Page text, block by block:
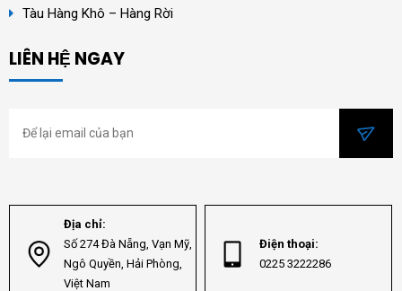
Tàu Hàng Khô – Hàng Rời
LIÊN HỆ NGAY
Địa chỉ:
Số 274 Đà Nẵng, Vạn Mỹ,
Ngô Quyền, Hải Phòng,
Việt Nam
Điện thoại:
0225 3222286